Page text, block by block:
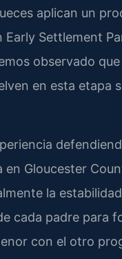
aplican un
Early Settlement
observado
en esta etapa
en Gloucester
la
cada padre para
con el otro